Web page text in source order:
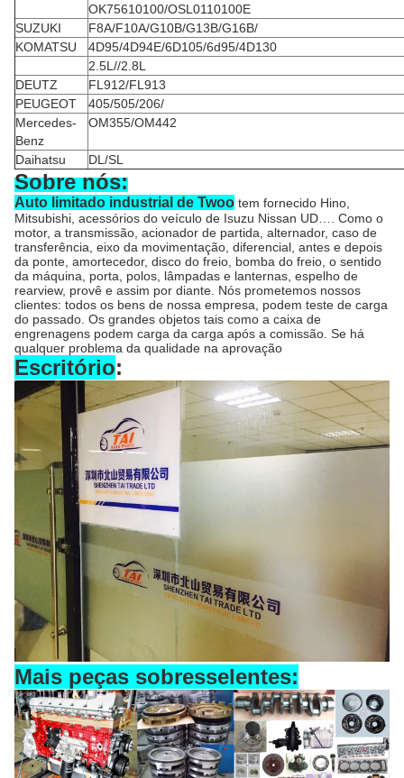
OK75610100/OSL0110100E
SUZUKI
F8A/F10A/G10B/G13B/G16B/
KOMATSU
4D95/4D94E/6D105/6d95/4D130
2.5L//2.8L
DEUTZ
FL912/FL913
PEUGEOT
405/505/206/
Mercedes-
Benz
OM355/OM442
Daihatsu DL/SL
Sobre nós:
Auto limitado industrial de Twoo tem fornecido Hino,
Mitsubishi, acessórios do veículo de Isuzu Nissan UD…. Como o
motor, a transmissão, acionador de partida, alternador, caso de
transferência, eixo da movimentação, diferencial, antes e depois
da ponte, amortecedor, disco do freio, bomba do freio, o sentido
da máquina, porta, polos, lâmpadas e lanternas, espelho de
rearview, provê e assim por diante. Nós prometemos nossos
clientes: todos os bens de nossa empresa, podem teste de carga
do passado. Os grandes objetos tais como a caixa de
engrenagens podem carga da carga após a comissão. Se há
qualquer problema da qualidade na aprovação
Escritório:
Mais peças sobresselentes: